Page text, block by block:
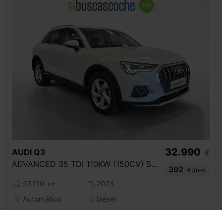
AUDI Q3
ADVANCED 35 TDI 110KW (150CV) S TRONIC
57.710 km
2023
Automático
Diésel
32.990 €
392
€/mes